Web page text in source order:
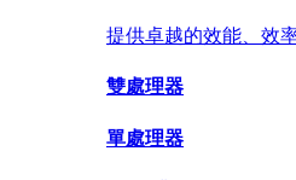
提供卓越的效能、效
雙處理器
單處理器